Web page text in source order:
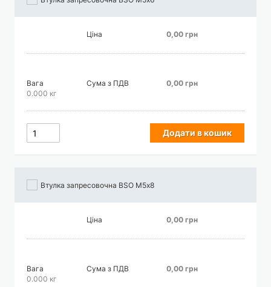
Ціна 0,00 грн
Вага
0.000 кг
Сума з ПДВ 0,00 грн
Додати в кошик
Втулка запресовочна BSO М5х8
Ціна 0,00 грн
Вага
0.000 кг
Сума з ПДВ 0,00 грн